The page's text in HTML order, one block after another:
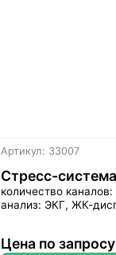
Артикул: 33007
Стресс-
количество
анализ: ЭКГ, ЖК-
Цена по запросу